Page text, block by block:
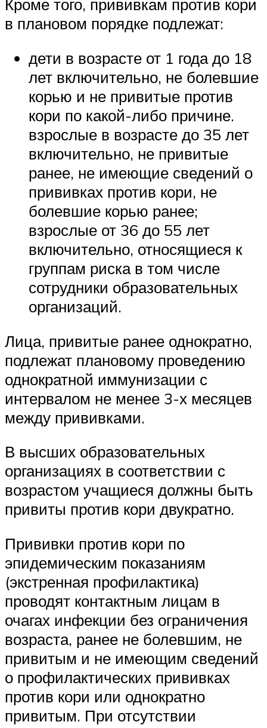
Кроме того, прививкам против кори
в плановом порядке подлежат:
дети в возрасте от 1 года до 18
лет включительно, не болевшие
корью и не привитые против
кори по какой-либо причине.
взрослые в возрасте до 35 лет
включительно, не привитые
ранее, не имеющие сведений о
прививках против кори, не
болевшие корью ранее;
взрослые от 36 до 55 лет
включительно, относящиеся к
группам риска в том числе
сотрудники образовательных
организаций.
Лица, привитые ранее однократно,
подлежат плановому проведению
однократной иммунизации с
интервалом не менее 3-х месяцев
между прививками.
В высших образовательных
организациях в соответствии с
возрастом учащиеся должны быть
привиты против кори двукратно.
Прививки против кори по
эпидемическим показаниям
(экстренная профилактика)
проводят контактным лицам в
очагах инфекции без ограничения
возраста, ранее не болевшим, не
привитым и не имеющим сведений
о профилактических прививках
против кори или однократно
привитым. При отсутствии